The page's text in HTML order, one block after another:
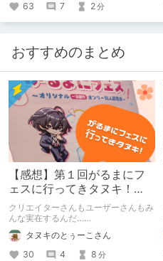
63
7 2分
おすすめのまとめ
【感想】第１回がるまにフ
ェスに行ってきタヌキ！
【レポ】
クリエイターさんもユーザーさんもみ
んな実在するんだ……
タヌキのとぅーこさん
30
4 8 分